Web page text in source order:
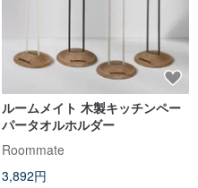
ルームメイト 木製キッチンペー
パータオルホルダー
Roommate
3,892円